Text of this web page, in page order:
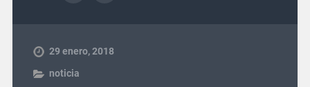
29 enero, 2018
noticia